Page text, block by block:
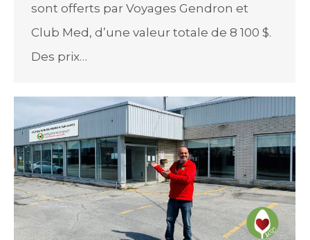
sont offerts par Voyages Gendron et
Club Med, d’une valeur totale de 8 100 $.
Des prix…